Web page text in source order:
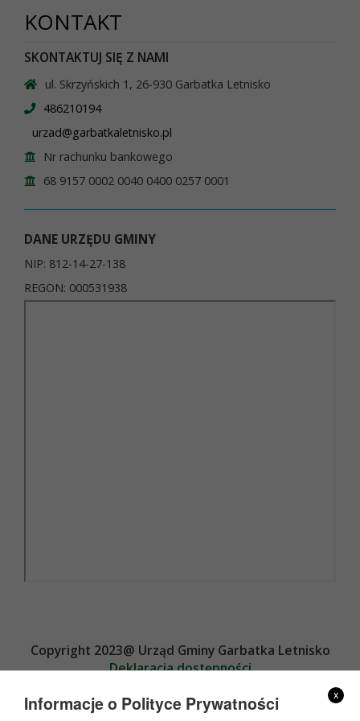
KONTAKT
SKONTAKTUJ SIĘ Z NAMI
ul. Skrzyńskich 1, 26-930 Garbatka Letnisko
486210194
urzad@garbatkaletnisko.pl
Nr rachunku bankowego
68 9157 0002 0040 0400 0257 0001
DANE URZĘDU GMINY
NIP: 812-14-27-138
REGON: 000531938
Copyright 2023@ Urząd Gminy Garbatka Letnisko
Deklaracja dostępności
x
Informacje o Polityce Prywatności